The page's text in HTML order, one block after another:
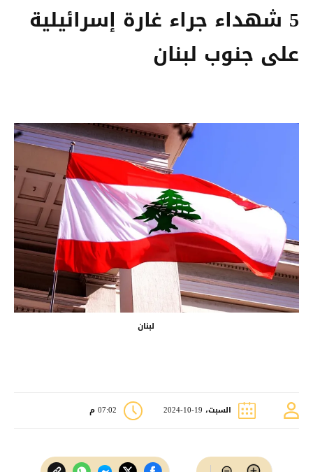
5 شهداء جراء غارة إسرائيلية
على جنوب لبنان
لبنان
السبت، 19-10-2024 07:02 م